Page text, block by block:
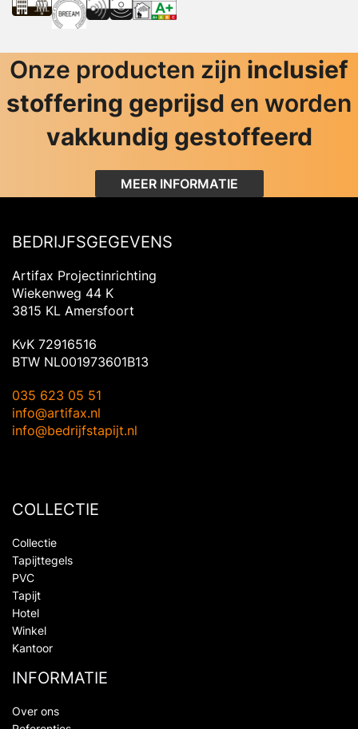
Onze producten zijn inclusief
stoffering geprijsd en worden
vakkundig gestoffeerd
MEER INFORMATIE
BEDRIJFSGEGEVENS
Artifax Projectinrichting
Wiekenweg 44 K
3815 KL Amersfoort
KvK 72916516
BTW NL001973601B13
035 623 05 51
info@artifax.nl
info@bedrijfstapijt.nl
COLLECTIE
Collectie
Tapijttegels
PVC
Tapijt
Hotel
Winkel
Kantoor
INFORMATIE
Over ons